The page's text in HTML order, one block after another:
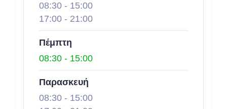
08:30 - 15:00
17:00 - 21:00
Πέμπτη
08:30 - 15:00
Παρασκευή
08:30 - 15:00